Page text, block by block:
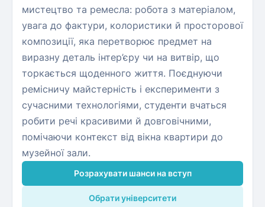
мистецтво та ремесла: робота з матеріалом,
увага до фактури, колористики й просторової
композиції, яка перетворює предмет на
виразну деталь інтер’єру чи на витвір, що
торкається щоденного життя. Поєднуючи
ремісничу майстерність і експерименти з
сучасними технологіями, студенти вчаться
робити речі красивими й довговічними,
помічаючи контекст від вікна квартири до
музейної зали.
Розрахувати шанси на вступ
Обрати університети